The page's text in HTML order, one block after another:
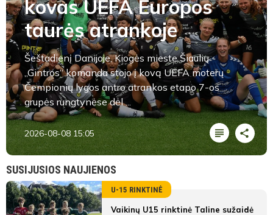
kovas UEFA Europos
taurės atrankoje
Šeštadienį Danijoje, Kiogės mieste Šiaulių
„Gintros“ komanda stojo į kovą UEFA moterų
Čempionių lygos antro atrankos etapo 7-os
grupės rungtynėse dėl ...
2026-08-08 15:05
SUSIJUSIOS NAUJIENOS
U-15 RINKTINĖ
Vaikinų U15 rinktinė Taline sužaidė